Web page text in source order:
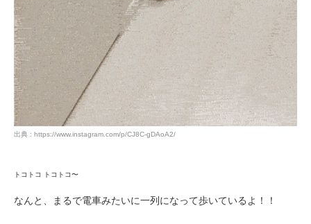
出典 : https://www.instagram.com/p/CJ8C-gDAoA2/
トコトコ トコトコ〜
なんと、まるで電車みたいに一列になって歩いているよ！！